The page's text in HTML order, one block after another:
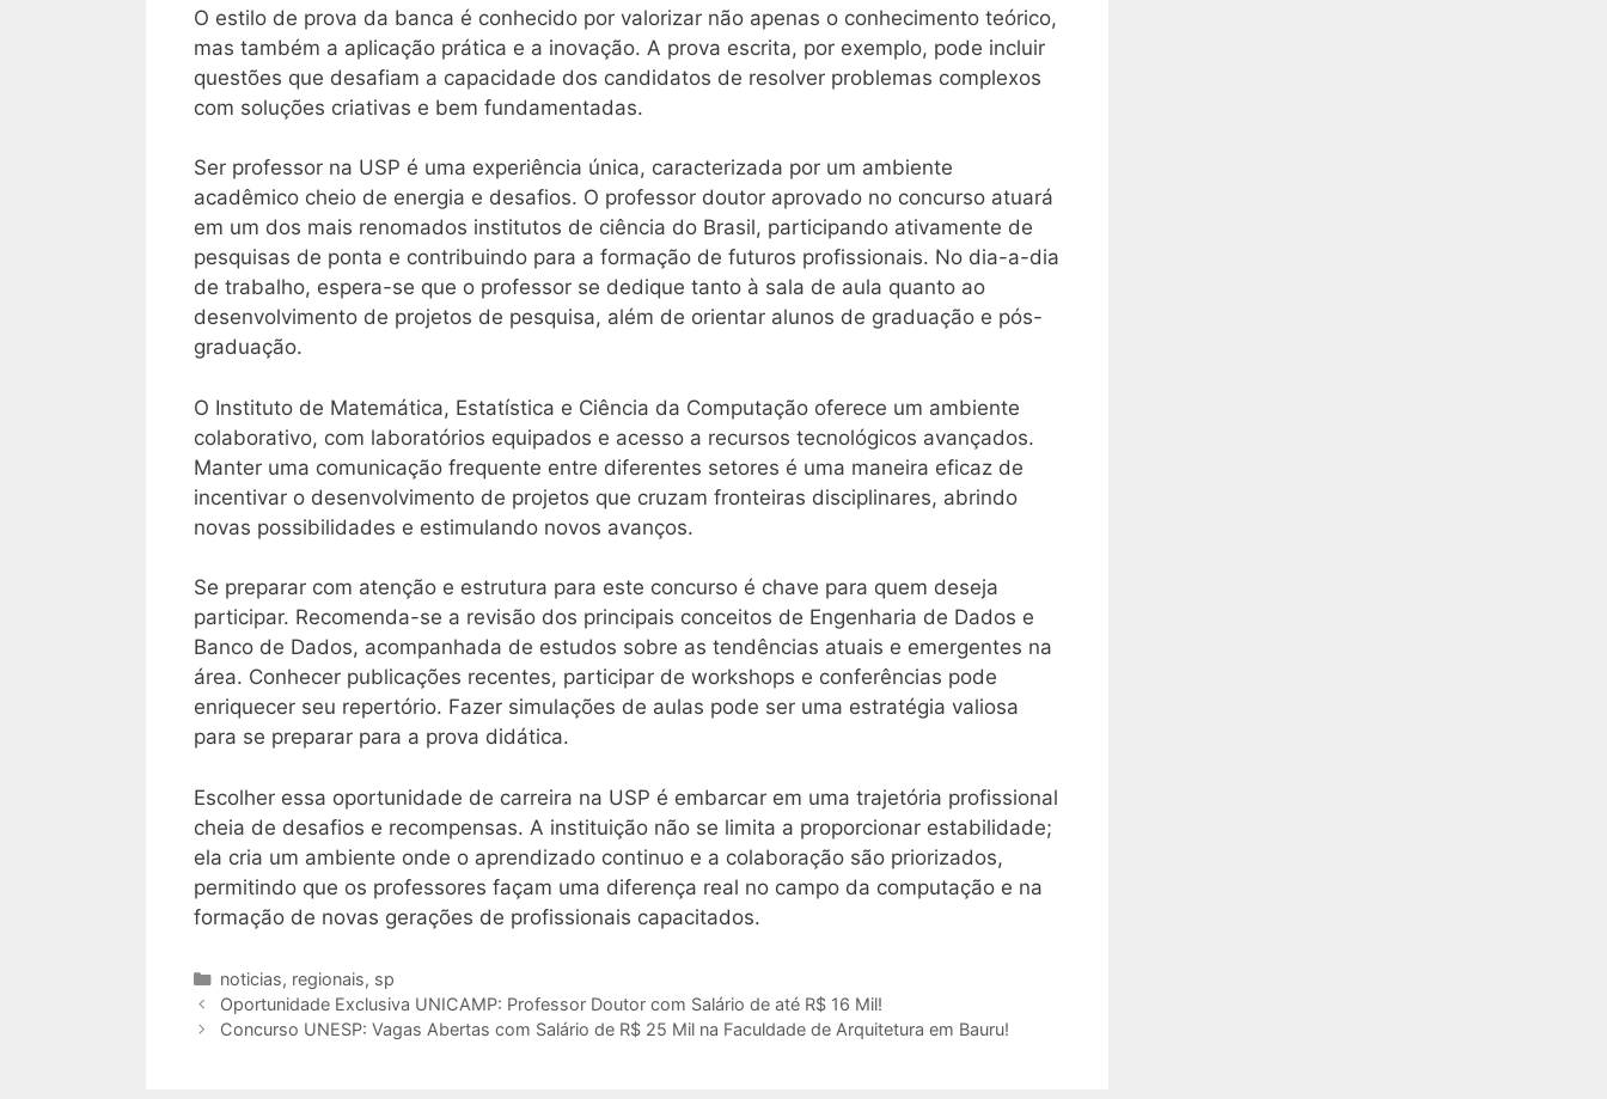
O estilo de prova da banca é conhecido por valorizar não apenas o conhecimento teórico,
mas também a aplicação prática e a inovação. A prova escrita, por exemplo, pode incluir
questões que desafiam a capacidade dos candidatos de resolver problemas complexos
com soluções criativas e bem fundamentadas.
Ser professor na USP é uma experiência única, caracterizada por um ambiente
acadêmico cheio de energia e desafios. O professor doutor aprovado no concurso atuará
em um dos mais renomados institutos de ciência do Brasil, participando ativamente de
pesquisas de ponta e contribuindo para a formação de futuros profissionais. No dia-a-dia
de trabalho, espera-se que o professor se dedique tanto à sala de aula quanto ao
desenvolvimento de projetos de pesquisa, além de orientar alunos de graduação e pós-
graduação.
O Instituto de Matemática, Estatística e Ciência da Computação oferece um ambiente
colaborativo, com laboratórios equipados e acesso a recursos tecnológicos avançados.
Manter uma comunicação frequente entre diferentes setores é uma maneira eficaz de
incentivar o desenvolvimento de projetos que cruzam fronteiras disciplinares, abrindo
novas possibilidades e estimulando novos avanços.
Se preparar com atenção e estrutura para este concurso é chave para quem deseja
participar. Recomenda-se a revisão dos principais conceitos de Engenharia de Dados e
Banco de Dados, acompanhada de estudos sobre as tendências atuais e emergentes na
área. Conhecer publicações recentes, participar de workshops e conferências pode
enriquecer seu repertório. Fazer simulações de aulas pode ser uma estratégia valiosa
para se preparar para a prova didática.
Escolher essa oportunidade de carreira na USP é embarcar em uma trajetória profissional
cheia de desafios e recompensas. A instituição não se limita a proporcionar estabilidade;
ela cria um ambiente onde o aprendizado continuo e a colaboração são priorizados,
permitindo que os professores façam uma diferença real no campo da computação e na
formação de novas gerações de profissionais capacitados.
Categorias
noticias, regionais, sp
Oportunidade Exclusiva UNICAMP: Professor Doutor com Salário de até R$ 16 Mil!
Concurso UNESP: Vagas Abertas com Salário de R$ 25 Mil na Faculdade de Arquitetura em Bauru!